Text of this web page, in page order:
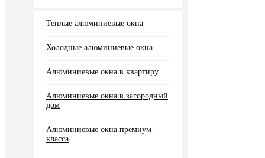
Теплые алюминиевые окна
Холодные алюминиевые окна
Алюминиевые окна в квартиру
Алюминиевые окна в загородный
дом
Алюминиевые окна премиум-
класса